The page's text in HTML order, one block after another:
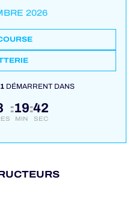
2026
DÉMARRENT DANS
:19
MIN
:41
SEC